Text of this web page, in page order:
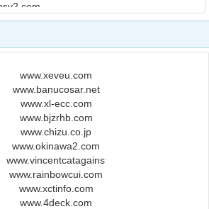
06-21 14:33:36
06-21 14:33:36
www.xeveu.com
www.banucosar.net
www.xl-ecc.com
www.bjzrhb.com
www.chizu.co.jp
www.okinawa2.com
www.vincentcatagainsttheworld.tumblr.com
www.rainbowcui.com
www.xctinfo.com
www.4deck.com